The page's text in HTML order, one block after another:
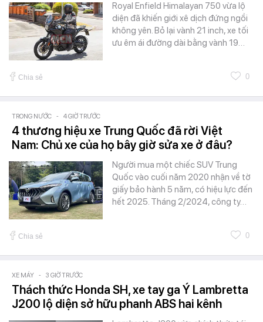
Royal Enfield Himalayan 750 vừa lộ
diện đã khiến giới xê dịch đứng ngồi
không yên. Bỏ lại vành 21 inch, xe tối
ưu êm ái đường dài bằng vành 19…
Chia sẻ 0
TRONG NƯỚC - 4 GIỜ TRƯỚC
4 thương hiệu xe Trung Quốc đã rời Việt
Nam: Chủ xe của họ bây giờ sửa xe ở đâu?
Người mua một chiếc SUV Trung
Quốc vào cuối năm 2020 nhận về tờ
giấy bảo hành 5 năm, có hiệu lực đến
hết 2025. Tháng 2/2024, công ty…
Chia sẻ 0
XE MÁY - 3 GIỜ TRƯỚC
Thách thức Honda SH, xe tay ga Ý Lambretta
J200 lộ diện sở hữu phanh ABS hai kênh